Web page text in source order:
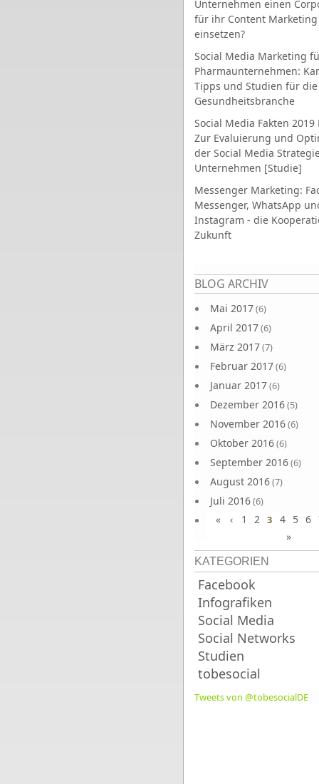
Unternehmen einen
für ihr Content Marketing
einsetzen?
Social Media Marketing
Pharmaunternehmen:
Tipps und Studien für die
Gesundheitsbranche
Social Media Fakten 2019
Zur Evaluierung und
der Social Media
Unternehmen [Studie]
Messenger Marketing:
Messenger, WhatsApp
Instagram - die
Zukunft
BLOG ARCHIV
Mai 2017(6)
April 2017(6)
März 2017(7)
Februar 2017(6)
Januar 2017(6)
Dezember 2016(5)
November 2016(6)
Oktober 2016(6)
September 2016(6)
August 2016(7)
Juli 2016(6)
Juni 2016(7)
Seiten
« ‹ 1 2 3 4 5 6
»
KATEGORIEN
Facebook
Infografiken
Social Media
Social Networks
Studien
tobesocial
Tweets von @tobesocialDE